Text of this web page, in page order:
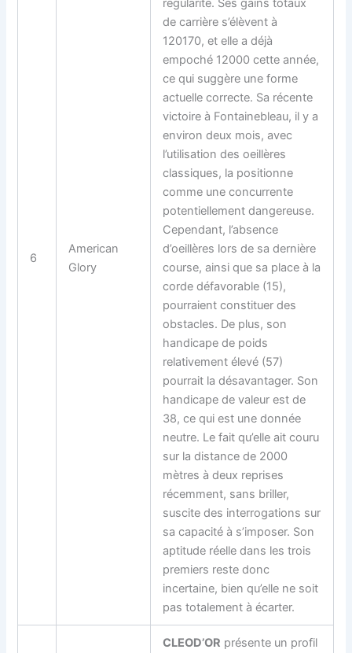
6
American
Glory
de carrière s’élèvent à
120170, et elle a déjà
empoché 12000 cette année,
ce qui suggère une forme
actuelle correcte. Sa récente
victoire à Fontainebleau, il y a
environ deux mois, avec
l’utilisation des oeillères
classiques, la positionne
comme une concurrente
potentiellement dangereuse.
Cependant, l’absence
d’oeillères lors de sa dernière
course, ainsi que sa place à la
corde défavorable (15),
pourraient constituer des
obstacles. De plus, son
handicape de poids
relativement élevé (57)
pourrait la désavantager. Son
handicape de valeur est de
38, ce qui est une donnée
neutre. Le fait qu’elle ait couru
sur la distance de 2000
mètres à deux reprises
récemment, sans briller,
suscite des interrogations sur
sa capacité à s’imposer. Son
aptitude réelle dans les trois
premiers reste donc
incertaine, bien qu’elle ne soit
pas totalement à écarter.
CLEOD’OR présente un profil